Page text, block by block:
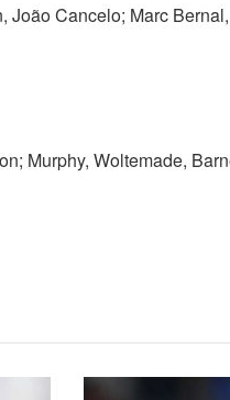
Cancelo; Marc
Murphy, Woltemade,